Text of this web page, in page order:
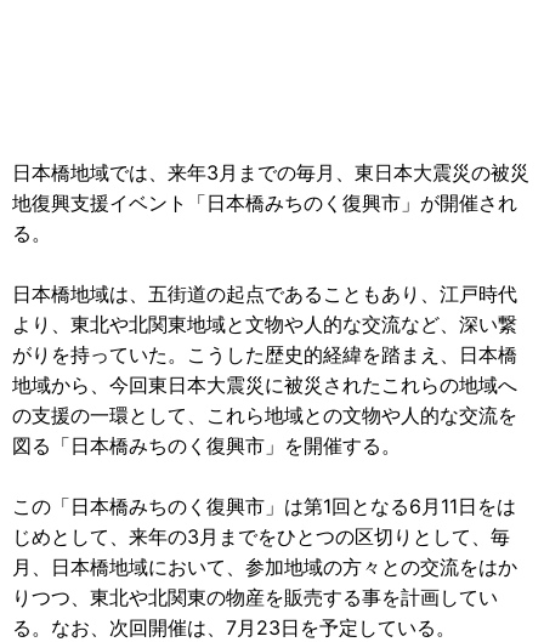
日本橋地域では、来年3月までの毎月、東日本大震災の被災
地復興支援イベント「日本橋みちのく復興市」が開催され
る。
日本橋地域は、五街道の起点であることもあり、江戸時代
より、東北や北関東地域と文物や人的な交流など、深い繋
がりを持っていた。こうした歴史的経緯を踏まえ、日本橋
地域から、今回東日本大震災に被災されたこれらの地域へ
の支援の一環として、これら地域との文物や人的な交流を
図る「日本橋みちのく復興市」を開催する。
この「日本橋みちのく復興市」は第1回となる6月11日をは
じめとして、来年の3月までをひとつの区切りとして、毎
月、日本橋地域において、参加地域の方々との交流をはか
りつつ、東北や北関東の物産を販売する事を計画してい
る。なお、次回開催は、7月23日を予定している。